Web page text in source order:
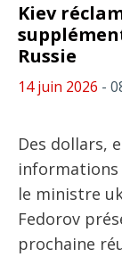
Kiev
Russie
14 juin 2026 -
Des dollars,
informations
le ministre
Fedorov
prochaine